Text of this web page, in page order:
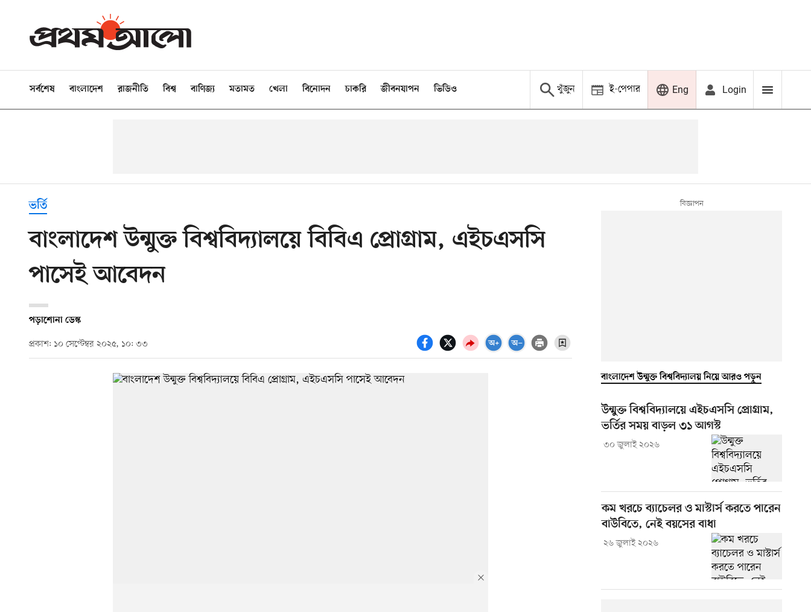
সর্বশেষ বাংলাদেশ রাজনীতি বিশ্ব বাণিজ্য মতামত খেলা বিনোদন চাকরি জীবনযাপন ভিডিও খুঁজুন ই-পেপার Eng Login
ভর্তি
বাংলাদেশ উন্মুক্ত বিশ্ববিদ্যালয়ে বিবিএ প্রোগ্রাম, এইচএসসি
পাসেই আবেদন
পড়াশোনা ডেস্ক
প্রকাশ: ১০ সেপ্টেম্বর ২০২৫, ১০: ৩৩
বাংলাদেশ উন্মুক্ত বিশ্ববিদ্যালয় নিয়ে আরও পড়ুন
উন্মুক্ত বিশ্ববিদ্যালয়ে এইচএসসি প্রোগ্রাম,
ভর্তির সময় বাড়ল ৩১ আগস্ট
৩০ জুলাই ২০২৬
কম খরচে ব্যাচেলর ও মাস্টার্স করতে পারেন
বাউবিতে, নেই বয়সের বাধা
২৬ জুলাই ২০২৬